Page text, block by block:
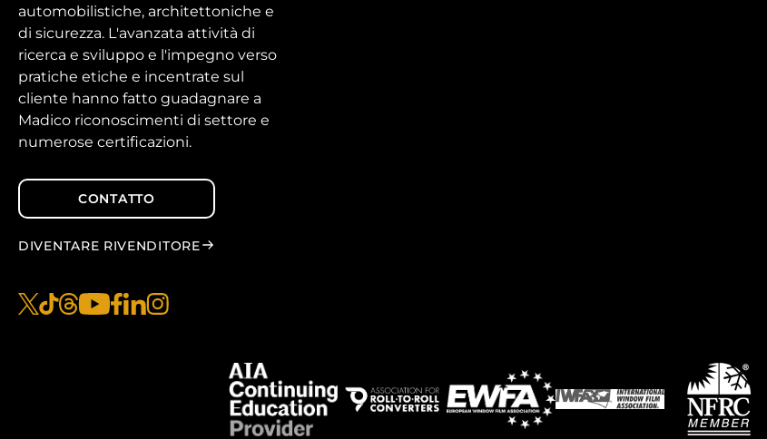
automobilistiche, architettoniche e
di sicurezza. L'avanzata attività di
ricerca e sviluppo e l'impegno verso
pratiche etiche e incentrate sul
cliente hanno fatto guadagnare a
Madico riconoscimenti di settore e
numerose certificazioni.
CONTATTO
DIVENTARE RIVENDITORE